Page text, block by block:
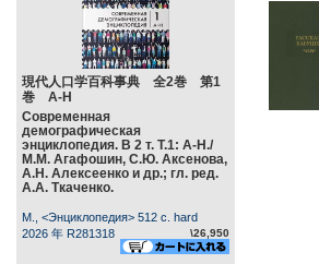
現代人口学百科事典 全2巻 第1
巻 А-Н
Современная
демографическая
энциклопедия. В 2 т. Т.1: А-Н./
М.М. Агафошин, С.Ю. Аксенова,
А.Н. Алексеенко и др.; гл. ред.
А.А. Ткаченко.
М., <Энциклопедия> 512 c. hard
2026 年 R281318
\26,950